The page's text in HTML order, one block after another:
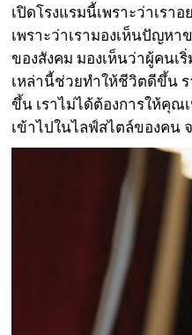
เปิดโรงแรมนี้เพราะว่าเรา
เพราะว่าเรามองเห็นปัญหา
ของสังคม มองเห็นว่าผู้คนเ
เหล่านี้ช่วยทำให้ชีวิตดีขึ้น
ขึ้น เราไม่ได้ต้องการให้คุ
เข้าไปในไลฟ์สไตล์ของคน